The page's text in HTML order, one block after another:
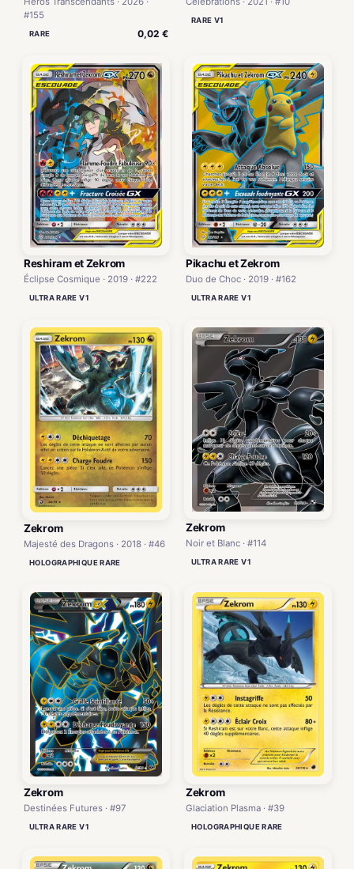
#155
RARE 0,02 €
RARE V1
Reshiram et Zekrom
Éclipse Cosmique · 2019 · #222
ULTRA RARE V1
Pikachu et Zekrom
Duo de Choc · 2019 · #162
ULTRA RARE V1
Zekrom
Majesté des Dragons · 2018 · #46
HOLOGRAPHIQUE RARE
Zekrom
Noir et Blanc · #114
ULTRA RARE V1
Zekrom
Destinées Futures · #97
ULTRA RARE V1
Zekrom
Glaciation Plasma · #39
HOLOGRAPHIQUE RARE